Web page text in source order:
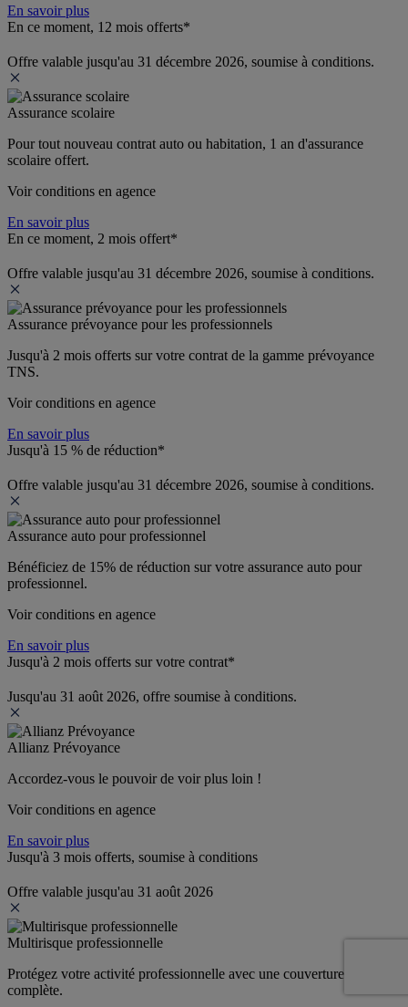
En savoir plus
En ce moment, 12 mois offerts*
Offre valable jusqu'au 31 décembre 2026, soumise à conditions.
Assurance scolaire
Pour tout nouveau contrat auto ou habitation, 1 an d'assurance
scolaire offert.
Voir conditions en agence
En savoir plus
En ce moment, 2 mois offert*
Offre valable jusqu'au 31 décembre 2026, soumise à conditions.
Assurance prévoyance pour les professionnels
Jusqu'à 2 mois offerts sur votre contrat de la gamme prévoyance
TNS.
Voir conditions en agence
En savoir plus
Jusqu'à 15 % de réduction*
Offre valable jusqu'au 31 décembre 2026, soumise à conditions.
Assurance auto pour professionnel
Bénéficiez de 15% de réduction sur votre assurance auto pour
professionnel.
Voir conditions en agence
En savoir plus
Jusqu'à 2 mois offerts sur votre contrat*
Jusqu'au 31 août 2026, offre soumise à conditions.
Allianz Prévoyance
Accordez-vous le pouvoir de voir plus loin !
Voir conditions en agence
En savoir plus
Jusqu'à 3 mois offerts, soumise à conditions
Offre valable jusqu'au 31 août 2026
Multirisque professionnelle
Protégez votre activité professionnelle avec une couverture
complète.